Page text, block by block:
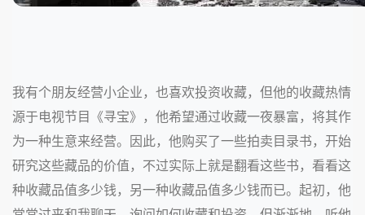
我有个朋友经营小企业，也喜欢投资收藏，但他的收藏热情
源于电视节目《寻宝》，他希望通过收藏一夜暴富，将其作
为一种生意来经营。因此，他购买了一些拍卖目录书，开始
研究这些藏品的价值，不过实际上就是翻看这些书，看看这
种收藏品值多少钱，另一种收藏品值多少钱而已。起初，他